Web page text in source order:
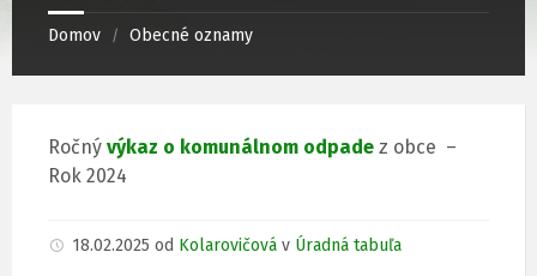
Domov / Obecné oznamy
Ročný výkaz o komunálnom odpade z obce –
Rok 2024
18.02.2025 od Kolarovičová v Úradná tabuľa